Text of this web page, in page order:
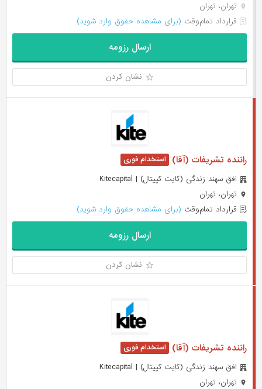
تهران، تهران
قرارداد تمام‌وقت (برای مشاهده حقوق وارد شوید)
ارسال رزومه
نشان کردن
راننده تشریفات (آقا)
افق سهند زندگی (کایت کپیتال) | Kitecapital
تهران، تهران
قرارداد تمام‌وقت (برای مشاهده حقوق وارد شوید)
ارسال رزومه
نشان کردن
راننده تشریفات (آقا)
افق سهند زندگی (کایت کپیتال) | Kitecapital
تهران، تهران